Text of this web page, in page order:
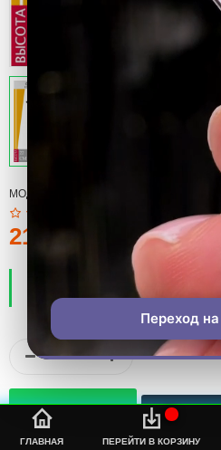
ГЛАВНАЯ
%s
ПЕРЕЙТИ В КОРЗИНУ
МОДЕЛЬ:
210тмт.
COOL
НАЛИЧИЕ:
ЕСТЬ В НАЛИЧИИ
Переход